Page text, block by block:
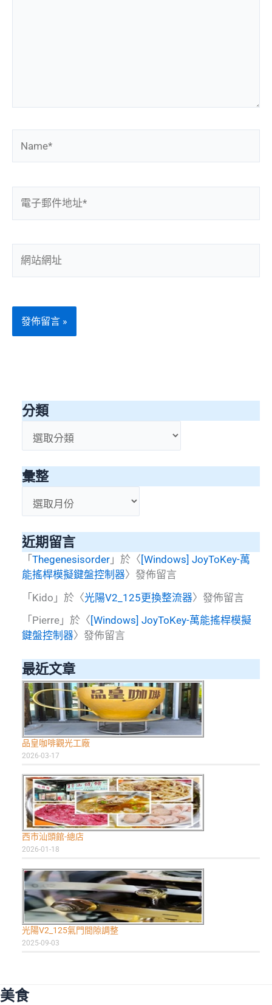
件
地
址
站
分類
類
彙整
整
近期留言
「 Thegenesisorder 」於〈[Windows] JoyToKey-萬
能搖桿模擬鍵盤控制器〉發佈留言
「 Kido 」於〈光陽V2_125更換整流器〉發佈留言
「 Pierre 」於〈 [Windows] JoyToKey-萬能搖桿模擬
鍵盤控制器〉發佈留言
最近文章
品皇咖啡觀光工廠
2026-03-17
西市汕頭館-總店
2026-01-18
光陽V2_125氣門間隙調整
2025-09-03
美食